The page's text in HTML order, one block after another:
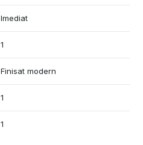
Imediat
1
Finisat modern
1
1